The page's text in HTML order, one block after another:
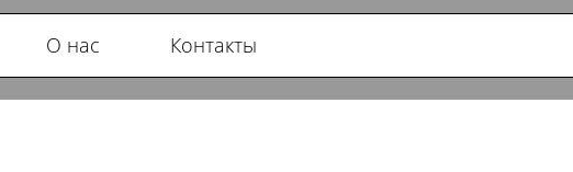
О нас Контакты